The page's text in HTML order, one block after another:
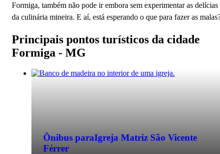
Formiga, também não pode ir embora sem experimentar as delícias
da culinária mineira. E aí, está esperando o que para fazer as
Principais pontos turísticos da cidade
Formiga - MG
Ônibus paraIgreja Matriz São Vicente
Férrer